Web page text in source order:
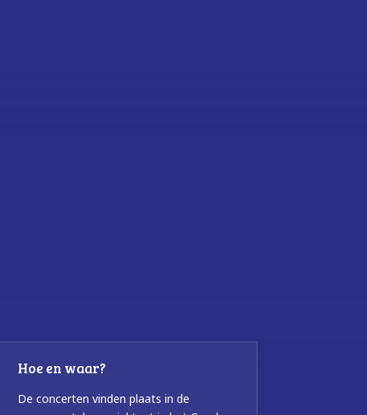
Hoe en waar?
De concerten vinden plaats in de